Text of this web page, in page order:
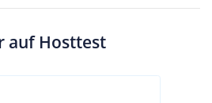
auf Hosttest